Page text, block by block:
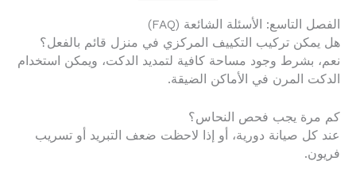
الفصل التاسع: الأسئلة الشائعة (FAQ)
هل يمكن تركيب التكييف المركزي في منزل قائم بالفعل؟
نعم، بشرط وجود مساحة كافية لتمديد الدكت، ويمكن استخدام
الدكت المرن في الأماكن الضيقة.
كم مرة يجب فحص النحاس؟
عند كل صيانة دورية، أو إذا لاحظت ضعف التبريد أو تسريب
فريون.